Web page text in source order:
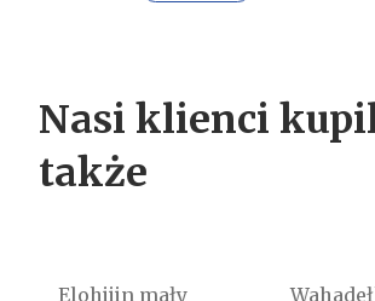
Nasi klienci
także
Elohiiin mały